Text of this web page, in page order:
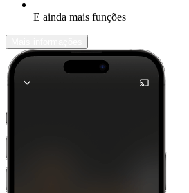
E ainda mais funções